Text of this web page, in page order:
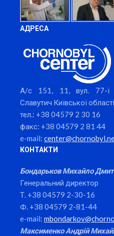
АДРЕСА
А/с 151, 11, вул. 77-ї
Славутич Київської
тел.: +38 04579 2 30 16
факс: +38 04579 2 81 44
e-mail:
КОНТАКТИ
Бондарьков Михайло
Генеральний директор
Т. +38 04579 2-30-16
Ф. +38 04579 2-81-44
e-mail:
Максименко Андрій